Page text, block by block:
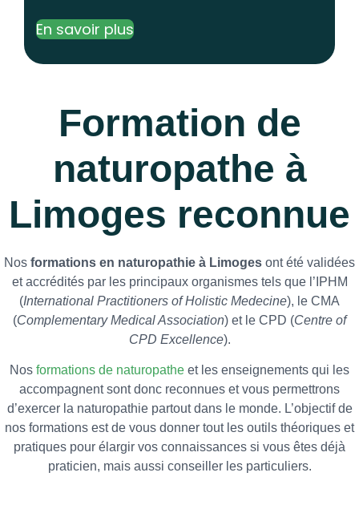
En savoir plus
Formation de
naturopathe à
Limoges reconnue
Nos formations en naturopathie à Limoges ont été validées
et accrédités par les principaux organismes tels que l’IPHM
(International Practitioners of Holistic Medecine), le CMA
(Complementary Medical Association) et le CPD (Centre of
CPD Excellence).
Nos formations de naturopathe et les enseignements qui les
accompagnent sont donc reconnues et vous permettrons
d’exercer la naturopathie partout dans le monde. L’objectif de
nos formations est de vous donner tout les outils théoriques et
pratiques pour élargir vos connaissances si vous êtes déjà
praticien, mais aussi conseiller les particuliers.